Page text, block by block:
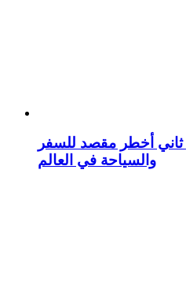
ثاني أخطر مقصد للسفر
والسياحة في العالم